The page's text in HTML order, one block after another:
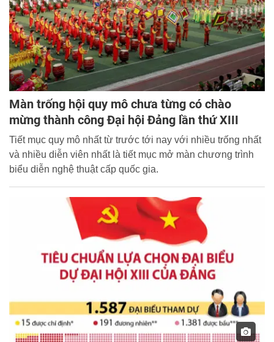
Màn trống hội quy mô chưa từng có chào
mừng thành công Đại hội Đảng lần thứ XIII
Tiết mục quy mô nhất từ trước tới nay với nhiều trống nhất
và nhiều diễn viên nhất là tiết mục mở màn chương trình
biểu diễn nghệ thuật cấp quốc gia.